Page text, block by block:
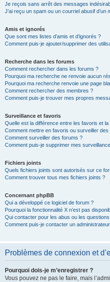
Je reçois sans arrêt des messages
J’ai reçu un spam ou un courriel abusif d’un
Amis et ignorés
Que sont mes listes d’amis et d’ignorés ?
Comment puis-je ajouter/supprimer des
Recherche dans les forums
Comment rechercher dans les forums ?
Pourquoi ma recherche ne renvoie aucun
Pourquoi ma recherche renvoie une page
Comment rechercher des membres ?
Comment puis-je trouver mes propres
Surveillance et favoris
Quelle est la différence entre les favoris et
Comment mettre en favoris ou surveiller des
Comment surveiller des forums ?
Comment puis-je supprimer mes
Fichiers joints
Quels fichiers joints sont autorisés sur ce
Comment trouver tous mes fichiers joints ?
Concernant phpBB
Qui a développé ce logiciel de forum ?
Pourquoi la fonctionnalité X n’est pas
Qui contacter pour les abus ou les
Comment puis-je contacter un
Problèmes de connexion et
Pourquoi dois-je m’enregistrer ?
Vous pouvez ne pas le faire, mais